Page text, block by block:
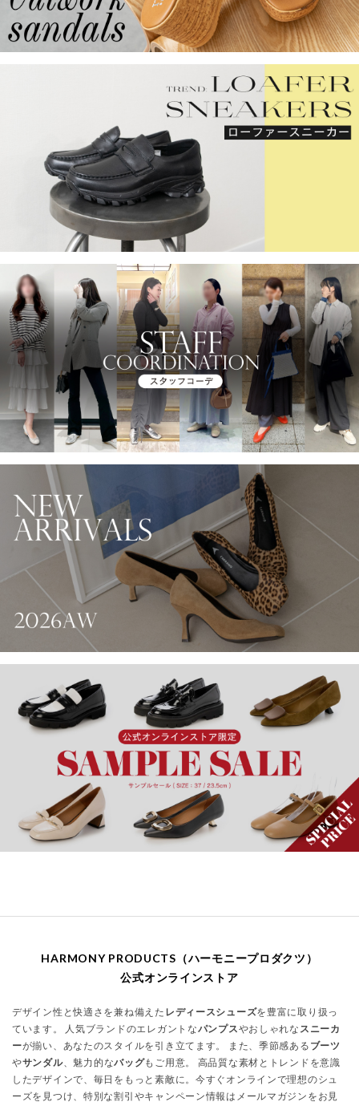
HARMONY PRODUCTS（ハーモニープロダクツ）
公式オンラインストア
デザイン性と快適さを兼ね備えた レディースシューズを豊富に取り扱っ
ています。 人気ブランドのエレガントなパンプスやおしゃれな スニーカ
ーが揃い、あなたのスタイルを引き立てます。 また、季節感ある ブーツ
やサンダル、魅力的なバッグもご用意。 高品質な素材とトレンドを意識
したデザインで、毎日をもっと素敵に。今すぐオンラインで理想のシュ
ーズを見つけ、特別な割引やキャンペーン情報はメールマガジンをお見